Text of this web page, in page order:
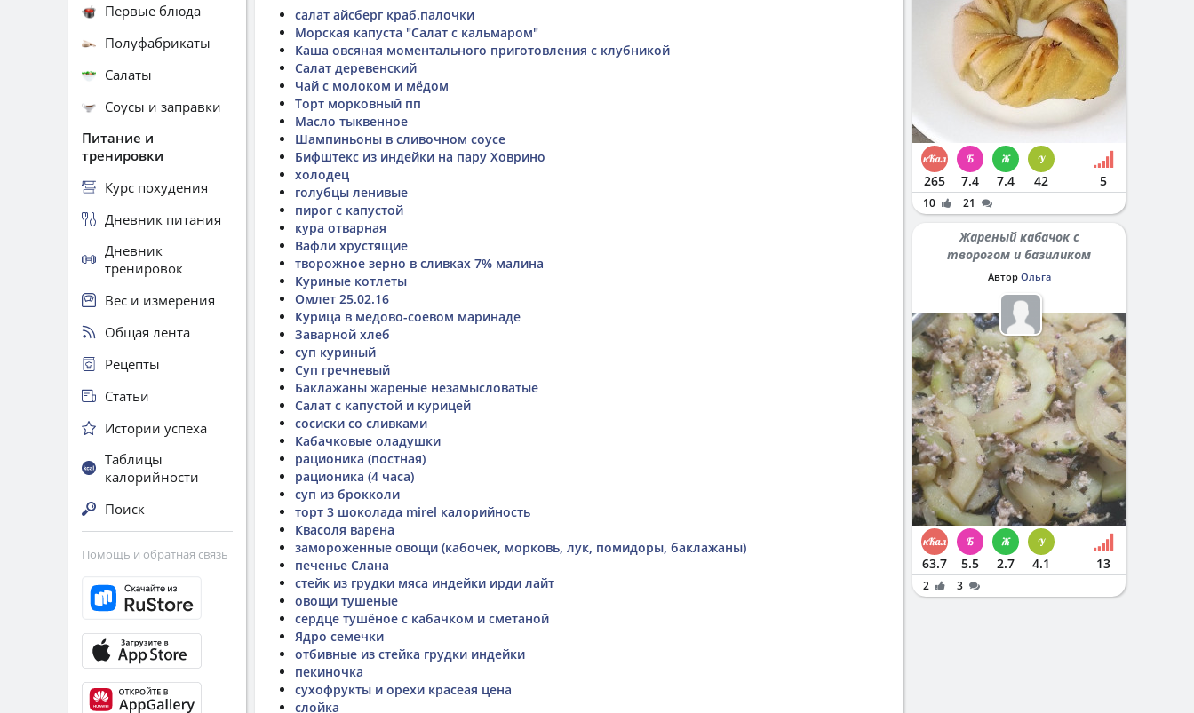
салат айсберг краб.палочки
Морская капуста "Салат с кальмаром"
Каша овсяная моментального приготовления с клубникой
Салат деревенский
Чай с молоком и мёдом
Торт морковный пп
Масло тыквенное
Шампиньоны в сливочном соусе
Бифштекс из индейки на пару Ховрино
холодец
голубцы ленивые
пирог с капустой
кура отварная
Вафли хрустящие
творожное зерно в сливках 7% малина
Куриные котлеты
Омлет 25.02.16
Курица в медово-соевом маринаде
Заварной хлеб
суп куриный
Суп гречневый
Баклажаны жареные незамысловатые
Салат с капустой и курицей
сосиски со сливками
Кабачковые оладушки
рационика (постная)
рационика (4 часа)
суп из брокколи
торт 3 шоколада mirel калорийность
Квасоля варена
замороженные овощи (кабочек, морковь, лук, помидоры, баклажаны)
печенье Слана
стейк из грудки мяса индейки ирди лайт
овощи тушеные
сердце тушёное с кабачком и сметаной
Ядро семечки
отбивные из стейка грудки индейки
пекиночка
сухофрукты и орехи красеая цена
слойка
Первые блюда
Полуфабрикаты
Салаты
Соусы и заправки
Питание и
тренировки
Курс похудения
Дневник питания
Дневник
тренировок
Вес и измерения
Общая лента
Рецепты
Статьи
Истории успеха
Таблицы
калорийности
Поиск
Помощь и обратная связь
265 7.4 7.4 42 5
10 21
Жареный кабачок с
творогом и базиликом
Автор Ольга
63.7 5.5 2.7 4.1 13
2 3